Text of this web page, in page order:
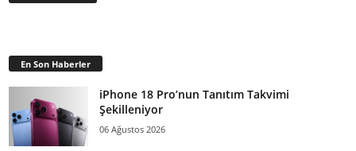
En Son Haberler
iPhone 18 Pro’nun Tanıtım Takvimi
Şekilleniyor
06 Ağustos 2026